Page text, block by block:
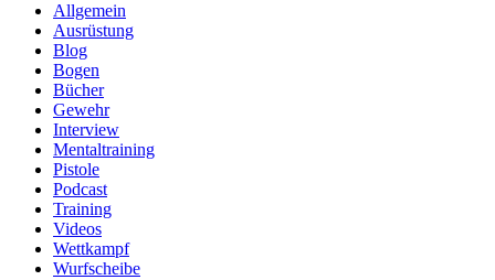
Allgemein
Ausrüstung
Blog
Bogen
Bücher
Gewehr
Interview
Mentaltraining
Pistole
Podcast
Training
Videos
Wettkampf
Wurfscheibe